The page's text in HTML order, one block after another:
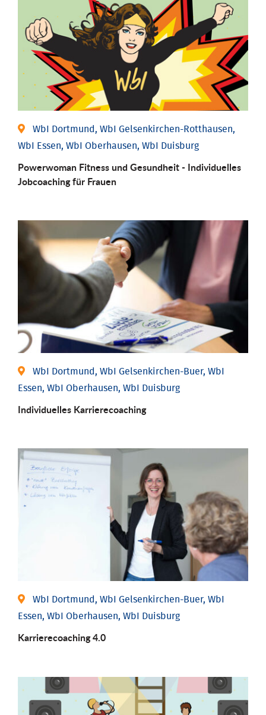
WbI Dortmund, WbI Gelsenkirchen-Rotthausen,
WbI Essen, WbI Oberhausen, WbI Duisburg
Powerwoman Fitness und Gesund­heit - Individu­elles
Job­coaching für Frauen
WbI Dortmund, WbI Gelsenkirchen-Buer, WbI
Essen, WbI Oberhausen, WbI Duisburg
Individu­elles Karrierecoaching
WbI Dortmund, WbI Gelsenkirchen-Buer, WbI
Essen, WbI Oberhausen, WbI Duisburg
Karriere­coaching 4.0